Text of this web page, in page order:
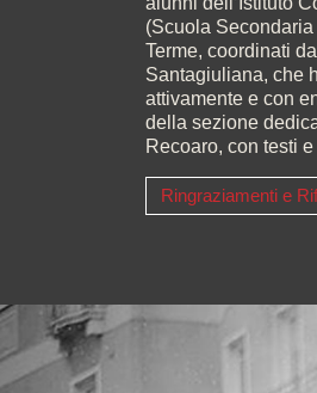
(Scuola
Terme, coordinati
Santagiuliana, che
attivamente e con
della sezione
Recoaro, con testi
Ringraziamenti e